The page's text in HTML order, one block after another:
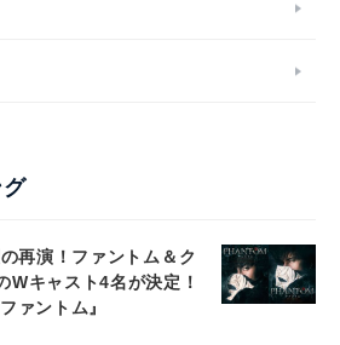
再演！ファントム＆ク
Wキャスト4名が決定！
ァントム』